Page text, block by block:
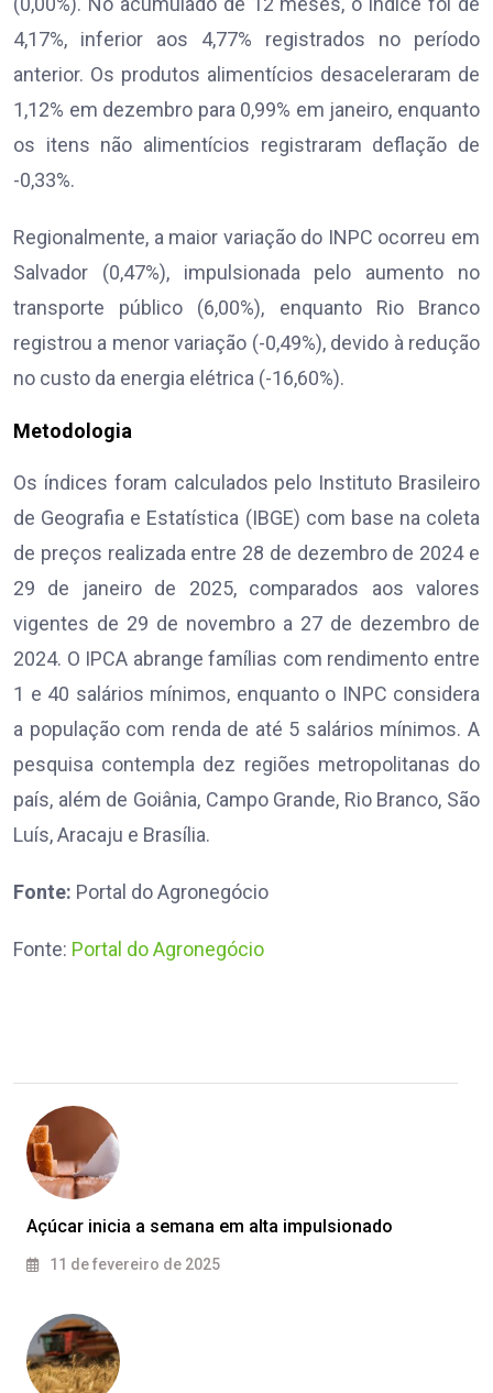
4,17%, inferior aos 4,77% registrados no período
anterior. Os produtos alimentícios desaceleraram de
1,12% em dezembro para 0,99% em janeiro, enquanto
os itens não alimentícios registraram deflação de
-0,33%.
Regionalmente, a maior variação do INPC ocorreu em
Salvador (0,47%), impulsionada pelo aumento no
transporte público (6,00%), enquanto Rio Branco
registrou a menor variação (-0,49%), devido à redução
no custo da energia elétrica (-16,60%).
Metodologia
Os índices foram calculados pelo Instituto Brasileiro
de Geografia e Estatística (IBGE) com base na coleta
de preços realizada entre 28 de dezembro de 2024 e
29 de janeiro de 2025, comparados aos valores
vigentes de 29 de novembro a 27 de dezembro de
2024. O IPCA abrange famílias com rendimento entre
1 e 40 salários mínimos, enquanto o INPC considera
a população com renda de até 5 salários mínimos. A
pesquisa contempla dez regiões metropolitanas do
país, além de Goiânia, Campo Grande, Rio Branco, São
Luís, Aracaju e Brasília.
Fonte: Portal do Agronegócio
Fonte: Portal do Agronegócio
Açúcar inicia a semana em alta impulsionado
11 de fevereiro de 2025